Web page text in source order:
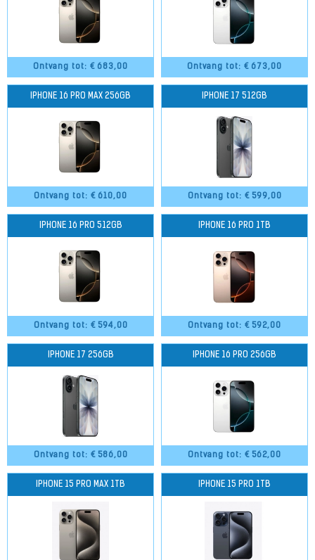
Ontvang tot: € 683,00 Ontvang tot: € 673,00
Ontvang tot: € 610,00
IPHONE 16 PRO MAX 256GB
Ontvang tot: € 599,00
IPHONE 17 512GB
Ontvang tot: € 594,00
IPHONE 16 PRO 512GB
Ontvang tot: € 592,00
IPHONE 16 PRO 1TB
Ontvang tot: € 586,00
IPHONE 17 256GB
Ontvang tot: € 562,00
IPHONE 16 PRO 256GB
IPHONE 15 PRO MAX 1TB IPHONE 15 PRO 1TB